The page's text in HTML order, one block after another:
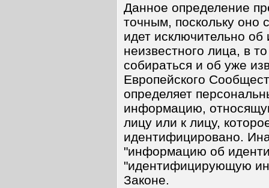
Данное определение
точным, поскольку оно
идет исключительно
неизвестного лица, в
собираться и об уже
Европейского
определяет
информацию,
лицу или к лицу,
идентифицировано.
"информацию об
"идентифицирующую
Законе.